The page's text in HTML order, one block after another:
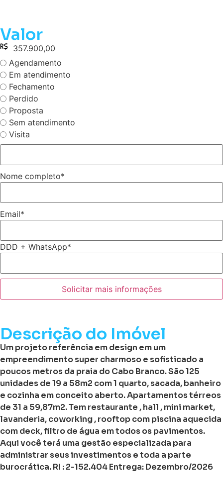
Valor
357.900,00
Agendamento
Em atendimento
Fechamento
Perdido
Proposta
Sem atendimento
Visita
Nome completo*
Email*
DDD + WhatsApp*
Solicitar mais informações
Descrição do Imóvel
Um projeto referência em design em um
empreendimento super charmoso e sofisticado a
poucos metros da praia do Cabo Branco. São 125
unidades de 19 a 58m2 com 1 quarto, sacada, banheiro
e cozinha em conceito aberto. Apartamentos térreos
de 31 a 59,87m2. Tem restaurante , hall , mini market,
lavanderia, coworking , rooftop com piscina aquecida
com deck, filtro de água em todos os pavimentos.
Aqui você terá uma gestão especializada para
administrar seus investimentos e toda a parte
burocrática. RI : 2-152.404 Entrega: Dezembro/2026